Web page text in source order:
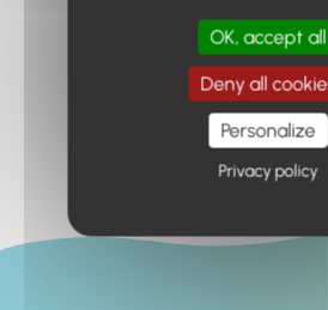
recherché.
Retour à
OK, accept all
Deny all
Personalize
Privacy policy